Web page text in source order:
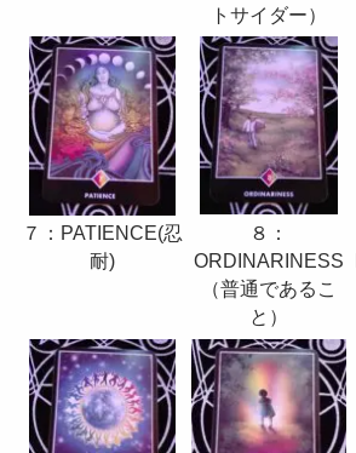
トサイダー）
７：PATIENCE(忍
耐)
８：
ORDINARINESS
（普通であるこ
と）